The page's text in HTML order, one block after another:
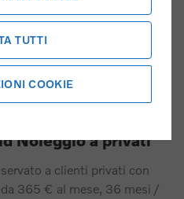
Noleggio a privati
a clienti privati con
365 € al mese, 36 mesi /
TUTTI
COOKIE